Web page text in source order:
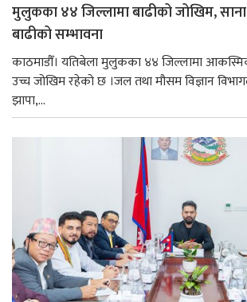
मुलुकका ४४ जिल्लामा बाढीको जोखिम,
बाढीको सम्भावना
काठमाडौँ। यतिबेला मुलुकका ४४ जिल्लामा
उच्च जोखिम रहेको छ ।जल तथा मौसम विज्ञान
झापा,...